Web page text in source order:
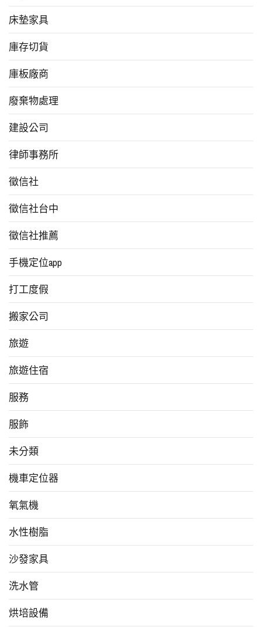
床墊家具
庫存切貨
庫板廠商
廢棄物處理
建設公司
律師事務所
徵信社
徵信社台中
徵信社推薦
手機定位app
打工度假
搬家公司
旅遊
旅遊住宿
服務
服飾
未分類
機車定位器
氧氣機
水性樹脂
沙發家具
洗水管
烘培設備